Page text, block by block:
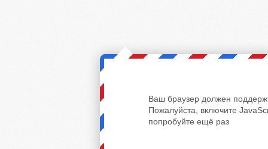
Ваш браузер должен
Пожалуйста, включите
попробуйте ещё раз